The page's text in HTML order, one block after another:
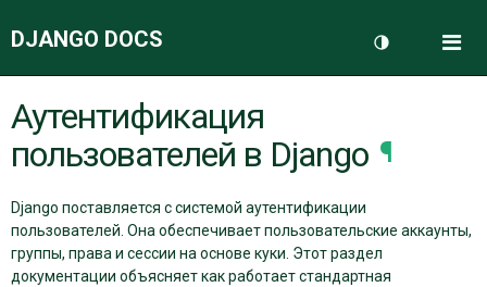
DJANGO DOCS
ДОКУМЕНТАЦИЯ
Аутентификация
пользователей в Django ¶
Django поставляется с системой аутентификации
пользователей. Она обеспечивает пользовательские аккаунты,
группы, права и сессии на основе куки. Этот раздел
документации объясняет как работает стандартная